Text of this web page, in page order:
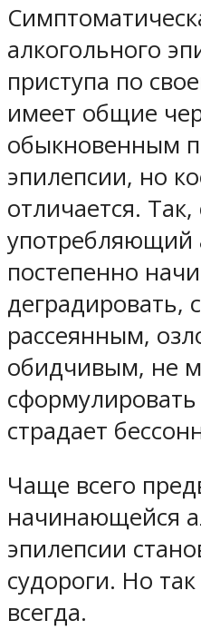
алкогольного
приступа по
имеет общие
обыкновенным
эпилепсии, но
отличается.
употребляющий
постепенно
деградировать,
рассеянным,
обидчивым, не
страдает
Чаще всего
начинающейся
эпилепсии
судороги. Но
всегда.